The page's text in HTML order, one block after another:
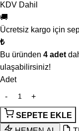
KDV Dahil
🚚
Ücretsiz kargo için
₺
Bu üründen 4 adet
ulaşabilirsiniz!
Adet
SEPETE EKLE